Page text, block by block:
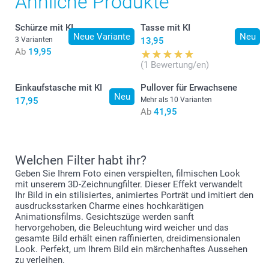
Ihr T-Shirt drucken möchten, auf das Warndreieck, das
ausreichend ist. Sie können das Foto vergrössern und
verkleinern, bis das gewünschte Ergebnis erreicht ist.
Fügen Sie Ihren Text hinzu, falls gewünscht. Auch hier
warnt Sie ein Dreieck, wenn die Textgrösse zu klein ist -
Klicken Sie auf "Vorschau", um das Endergebnis zu
direkt auf den personalisierten Bereich des T-Shirts zu
14 cm
63,5 cm
44,5 cm
16 cm
S
70 cm
49,5 cm
18 cm
Neue Variante
Schürze mit KI
3 Varianten
Ab 19,95
Neu
Tasse mit KI
13,95
(1 Bewertung/en)
Neu
Einkaufstasche mit KI
17,95
Pullover für Erwachsene
Mehr als 10 Varianten
Ab 41,95
Welchen Filter habt ihr?
Geben Sie Ihrem Foto einen verspielten, filmischen Look
mit unserem 3D-Zeichnungfilter. Dieser Effekt verwandelt
Ihr Bild in ein stilisiertes, animiertes Porträt und imitiert den
ausdrucksstarken Charme eines hochkarätigen
Animationsfilms. Gesichtszüge werden sanft
hervorgehoben, die Beleuchtung wird weicher und das
gesamte Bild erhält einen raffinierten, dreidimensionalen
Look. Perfekt, um Ihrem Bild ein märchenhaftes Aussehen
zu verleihen.